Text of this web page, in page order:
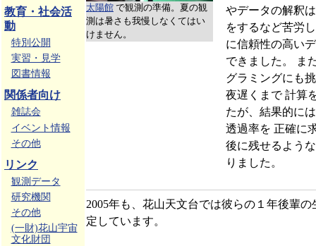
教育・社会活
動
特別公開
実習・見学
図書情報
関係者向け
雑誌会
イベント情報
その他
リンク
観測データ
研究機関
その他
(一財)花山宇宙
文化財団
太陽館 で観測の準備。夏の観
測は暑さも我慢しなくてはい
けません。
やデータの解釈
をするなど苦労
に信頼性の高い
できました。 ま
グラミングにも
夜遅くまで 計算
たが、結果的に
透過率を 正確に
後に残せるよう
りました。
2005年も、花山天文台では彼らの１年後輩
定しています。